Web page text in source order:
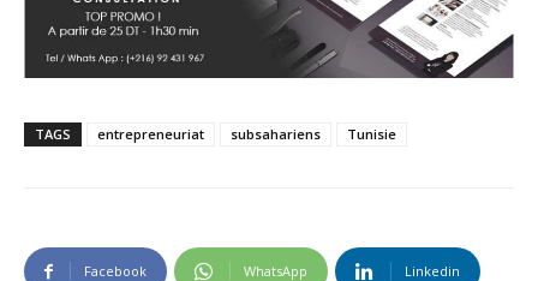
TAGS entrepreneuriat subsahariens Tunisie
Facebook WhatsApp Linkedin